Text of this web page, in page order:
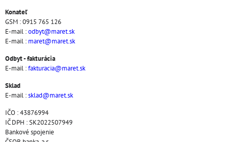
Konateľ
GSM : 0915 765 126
E-mail :odbyt@maret.sk
E-mail : maret@maret.sk
Odbyt - fakturácia
E-mail :fakturacia@maret.sk
Sklad
E-mail :sklad@maret.sk
IČO : 43876994
IČ DPH : SK2022507949
Bankové spojenie